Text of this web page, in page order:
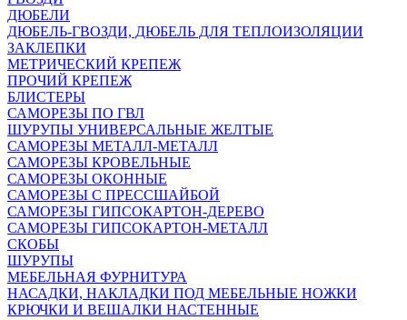
ДЮБЕЛИ
ДЮБЕЛЬ-ГВОЗДИ, ДЮБЕЛЬ ДЛЯ ТЕПЛОИЗОЛЯЦИИ
ЗАКЛЕПКИ
МЕТРИЧЕСКИЙ КРЕПЕЖ
ПРОЧИЙ КРЕПЕЖ
БЛИСТЕРЫ
САМОРЕЗЫ ПО ГВЛ
ШУРУПЫ УНИВЕРСАЛЬНЫЕ ЖЕЛТЫЕ
САМОРЕЗЫ МЕТАЛЛ-МЕТАЛЛ
САМОРЕЗЫ КРОВЕЛЬНЫЕ
САМОРЕЗЫ ОКОННЫЕ
САМОРЕЗЫ С ПРЕССШАЙБОЙ
САМОРЕЗЫ ГИПСОКАРТОН-ДЕРЕВО
САМОРЕЗЫ ГИПСОКАРТОН-МЕТАЛЛ
СКОБЫ
ШУРУПЫ
МЕБЕЛЬНАЯ ФУРНИТУРА
НАСАДКИ, НАКЛАДКИ ПОД МЕБЕЛЬНЫЕ НОЖКИ
КРЮЧКИ И ВЕШАЛКИ НАСТЕННЫЕ